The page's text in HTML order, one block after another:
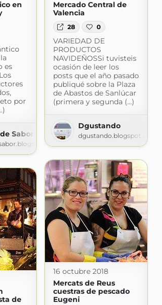
en
es
por
Sabor
Mercado Central de
Valencia
28 0
VARIEDAD DE
PRODUCTOS
NAVIDEÑOSSi tuvisteis
ocasión de leer los
posts que el año pasado
publiqué sobre la Plaza
de Abastos de Sanlúcar
(primera y segunda (...)
Dgustando
dgustando.blogspot.com
16 octubre 2018
Mercats de Reus
cuestras de pescado
Eugeni
de